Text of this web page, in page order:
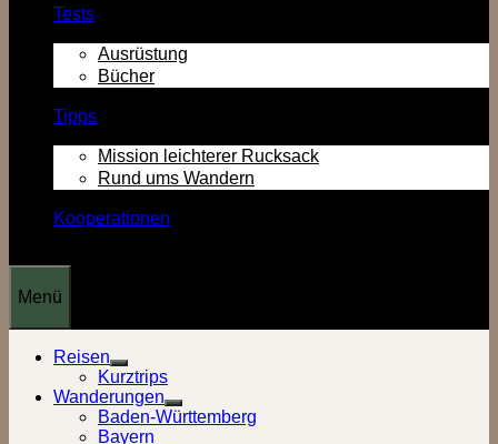
Tests
Ausrüstung
Bücher
Tipps
Mission leichterer Rucksack
Rund ums Wandern
Kooperationen
Menü
Reisen
Show
sub
menu
Kurztrips
Wanderungen
Show
sub
Baden-Württemberg
Bayern